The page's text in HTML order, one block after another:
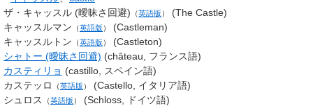
ザ・キャッスル (曖昧さ回避) （英語版 ）
(The Castle)
キャッスルマン （英語版 ）
(Castleman)
キャッスルトン （英語版 ）
(Castleton)
シャトー (曖昧さ回避) (château, フランス語)
カスティリョ (castillo, スペイン語)
カステッロ
（英語版 ）
(Castello, イタリア語)
シュロス
（英語版 ）
(Schloss, ドイツ語)